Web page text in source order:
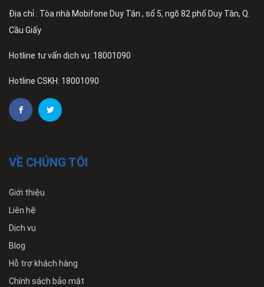
Địa chỉ : Tòa nhà Mobifone Duy Tân , số 5, ngõ 82 phố Duy Tân, Q.
Cầu Giấy
Hotline tư vấn dịch vụ: 18001090
Hotline CSKH: 18001090
VỀ CHÚNG TÔI
Giới thiệu
Liên hệ
Dịch vụ
Blog
Hỗ trợ khách hàng
Chính sách bảo mật